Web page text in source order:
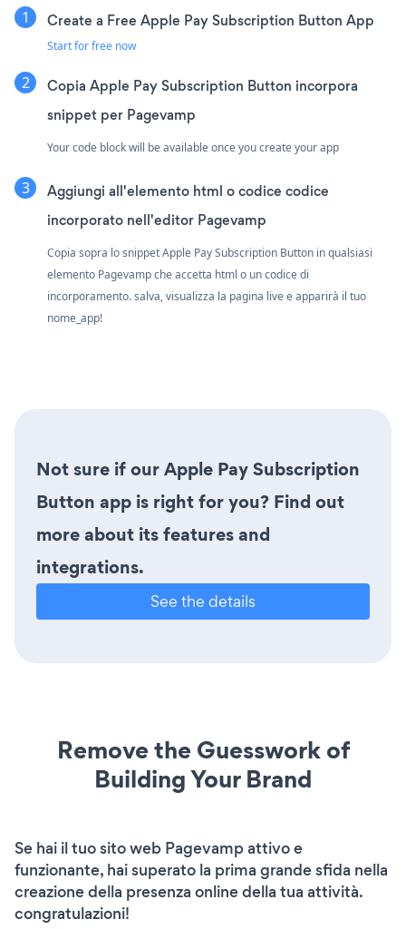
Create a Free Apple Pay Subscription Button App
Start for free now
Copia Apple Pay Subscription Button incorpora
snippet per Pagevamp
Your code block will be available once you create your app
Aggiungi all'elemento html o codice codice
incorporato nell'editor Pagevamp
Copia sopra lo snippet Apple Pay Subscription Button in qualsiasi
elemento Pagevamp che accetta html o un codice di
incorporamento. salva, visualizza la pagina live e apparirà il tuo
nome_app!
Not sure if our Apple Pay Subscription
Button app is right for you? Find out
more about its features and
integrations.
See the details
Remove the Guesswork of
Building Your Brand
Se hai il tuo sito web Pagevamp attivo e
funzionante, hai superato la prima grande sfida nella
creazione della presenza online della tua attività.
congratulazioni!